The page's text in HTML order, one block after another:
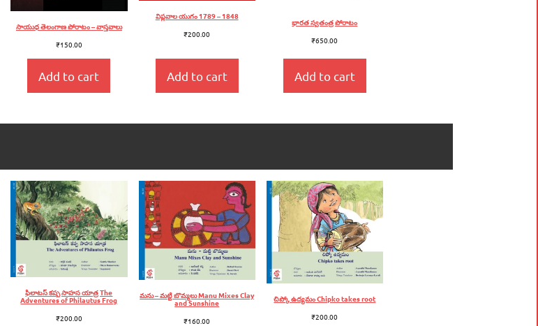
సాయుధ తెలంగాణ పోరాటం – వాస్తవాలు
₹150.00
Add to cart
విప్లవాల యుగం 1789 – 1848
₹200.00
Add to cart
భారత స్వతంత్ర పోరాటం
₹650.00
Add to cart
ఫిలాటస్‌ కప్ప సాహస యాత్ర The
Adventures of Philautus Frog
₹200.00
మను – మట్టి బొమ్మలు Manu Mixes Clay
and Sunshine
₹160.00
చిప్కో ఉద్యమం Chipko takes root
₹200.00